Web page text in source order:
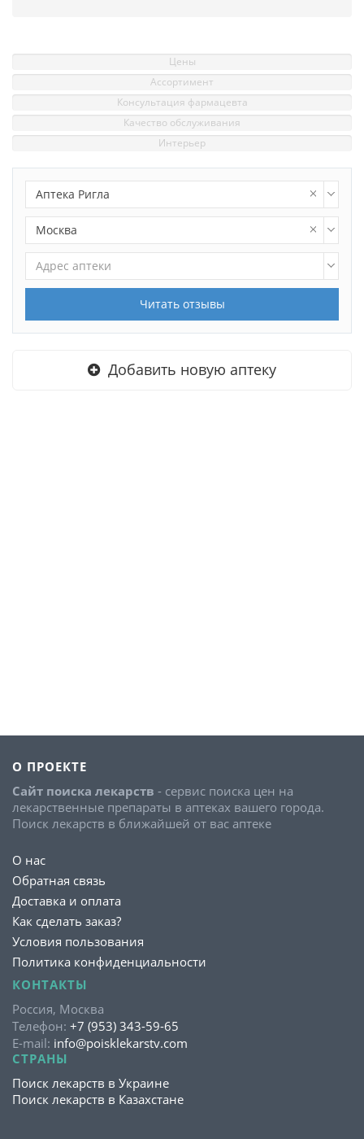
Цены
Ассортимент
Консультация фармацевта
Качество обслуживания
Интерьер
Аптека Ригла
Москва
Адрес аптеки
Читать отзывы
Добавить новую аптеку
О ПРОЕКТЕ
Сайт поиска лекарств - сервис поиска цен на
лекарственные препараты в аптеках вашего города.
Поиск лекарств в ближайшей от вас аптеке
О нас
Обратная связь
Доставка и оплата
Как сделать заказ?
Условия пользования
Политика конфиденциальности
КОНТАКТЫ
Россия, Москва
Телефон: +7 (953) 343-59-65
E-mail: info@poisklekarstv.com
СТРАНЫ
Поиск лекарств в Украине
Поиск лекарств в Казахстане